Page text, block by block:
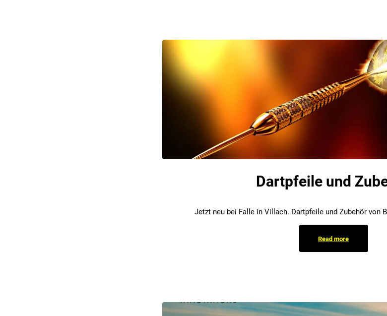
Dartpfeile und
Jetzt neu bei Falle in Villach. Dartpfeile und Zubehör von
Read more